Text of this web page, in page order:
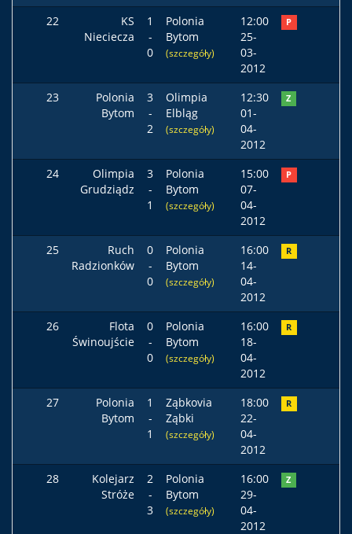
22
KS
Nieciecza
1
-
0
Polonia
Bytom
(szczegóły)
12:00
25-
03-
2012
P
23
Polonia
Bytom
3
-
2
Olimpia
Elbląg
(szczegóły)
12:30
01-
04-
2012
Z
24
Olimpia
Grudziądz
3
-
1
Polonia
Bytom
(szczegóły)
15:00
07-
04-
2012
P
25
Ruch
Radzionków
0
-
0
Polonia
Bytom
(szczegóły)
16:00
14-
04-
2012
R
26
Flota
Świnoujście
0
-
0
Polonia
Bytom
(szczegóły)
16:00
18-
04-
2012
R
27
Polonia
Bytom
1
-
1
Ząbkovia
Ząbki
(szczegóły)
18:00
22-
04-
2012
R
28
Kolejarz
Stróże
2
-
3
Polonia
Bytom
(szczegóły)
16:00
29-
04-
2012
Z